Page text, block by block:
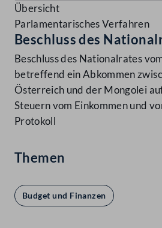
Übersicht
Parlamentarisches Verfahren
Beschluss des
Beschluss des Nationalrates
betreffend ein Abkommen
Österreich und der Mongolei
Steuern vom Einkommen und
Protokoll
Themen
Budget und Finanzen